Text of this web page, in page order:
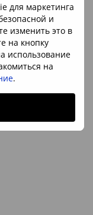
для маркетинга
и
изменить это в
на кнопку
использование
на
.